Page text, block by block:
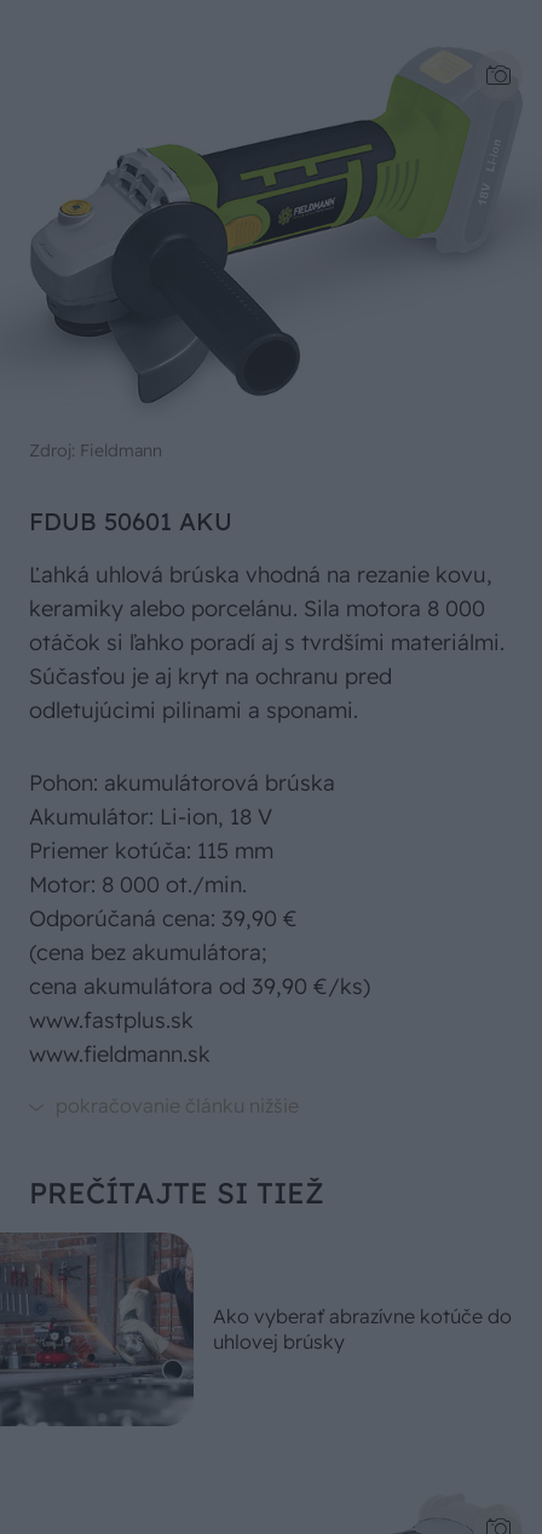
Zdroj: Fieldmann
FDUB 50601 AKU
Ľahká uhlová brúska vhodná na rezanie kovu,
keramiky alebo porcelánu. Sila motora 8 000
otáčok si ľahko poradí aj s tvrdšími materiálmi.
Súčasťou je aj kryt na ochranu pred
odletujúcimi pilinami a sponami.
Pohon: akumulátorová brúska
Akumulátor: Li-ion, 18 V
Priemer kotúča: 115 mm
Motor: 8 000 ot./min.
Odporúčaná cena: 39,90 €
(cena bez akumulátora;
cena akumulátora od 39,90 €/ks)
www.fastplus.sk
www.fieldmann.sk
PREČÍTAJTE SI TIEŽ
Ako vyberať abrazívne kotúče do
uhlovej brúsky